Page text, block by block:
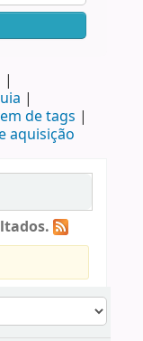
de tags
aquisição